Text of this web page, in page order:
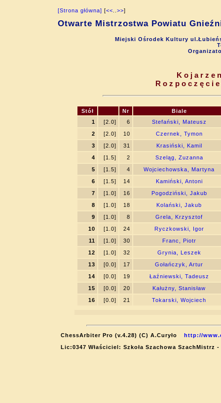
[Strona główna] [<< >>]
Otwarte Mistrzostwa Powiatu
Miejski Ośrodek Kultury
Stół Nr
Biale
1
[2.0] 6
Stefański, Mateusz
2
[2.0] 10
Czernek, Tymon
3
[2.0] 31
Krasiński, Kamil
4
[1.5] 2
Szeląg, Zuzanna
5
[1.5] 4
Wojciechowska, Martyna
6
[1.5] 14
Kamiński, Antoni
7
[1.0] 16
Pogodziński, Jakub
8
[1.0] 18
Kolański, Jakub
9
[1.0] 8
Grela, Krzysztof
10
[1.0] 24
Ryczkowski, Igor
11
[1.0] 30
Franc, Piotr
12
[1.0] 32
Grynia, Leszek
13
[0.0] 17
Gołańczyk, Artur
14
[0.0] 19
Łaźniewski, Tadeusz
15
[0.0] 20
Kałużny, Stanisław
16
[0.0] 21 Tokarski, Wojciech
ChessArbiter Pro (v.4.28) (C) A.Curyło
http://
Lic:0347 Właściciel: Szkoła Szachowa SzachMistrz